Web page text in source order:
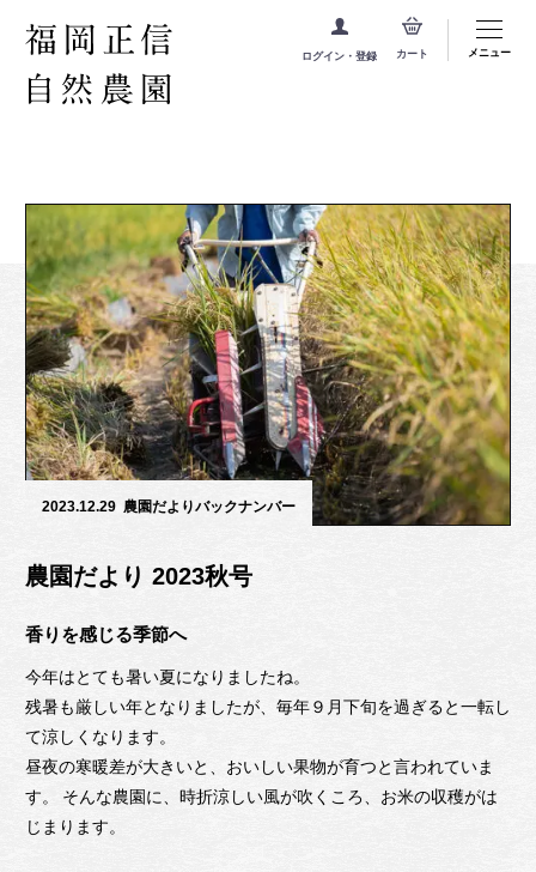
ログイン・登録 カート メニュー
2023.12.29 農園だよりバックナンバー
農園だより 2023秋号
香りを感じる季節へ
今年はとても暑い夏になりましたね。
残暑も厳しい年となりましたが、毎年９月下旬を過ぎると一転し
て涼しくなります。
昼夜の寒暖差が大きいと、おいしい果物が育つと言われていま
す。 そんな農園に、時折涼しい風が吹くころ、お米の収穫がは
じまります。